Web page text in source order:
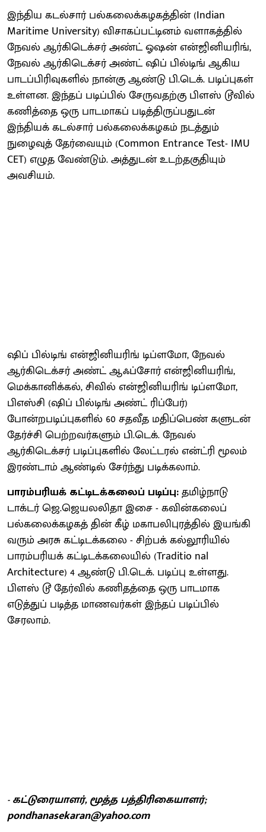
இந்திய கடல்சார் பல்கலைக்கழகத்தின் (Indian
Maritime University) விசாகப்பட்டினம் வளாகத்தில்
நேவல் ஆர்கிடெக்சர் அண்ட் ஓஷன் என்ஜினியரிங்,
நேவல் ஆர்கிடெக்சர் அண்ட் ஷிப் பில்டிங் ஆகிய
பாடப்பிரிவுகளில் நான்கு ஆண்டு பி.டெக். படிப்புகள்
உள்ளன. இந்தப் படிப்பில் சேருவதற்கு பிளஸ் டூவில்
கணித்தை ஒரு பாடமாகப் படித்திருப்பதுடன்
இந்தியக் கடல்சார் பல்கலைக்கழகம் நடத்தும்
நுழைவுத் தேர்வையும் (Common Entrance Test- IMU
CET) எழுத வேண்டும். அத்துடன் உடற்தகுதியும்
அவசியம்.
ஷிப் பில்டிங் என்ஜினியரிங் டிப்ளமோ, நேவல்
ஆர்கிடெக்சர் அண்ட் ஆஃப்சோர் என்ஜினியரிங்,
மெக்கானிக்கல், சிவில் என்ஜினியரிங் டிப்ளமோ,
பிஎஸ்சி (ஷிப் பில்டிங் அண்ட் ரிப்பேர்)
போன்றபடிப்புகளில் 60 சதவீத மதிப்பெண் களுடன்
தேர்ச்சி பெற்றவர்களும் பி.டெக். நேவல்
ஆர்கிடெக்சர் படிப்புகளில் லேட்டரல் என்ட்ரி மூலம்
இரண்டாம் ஆண்டில் சேர்ந்து படிக்கலாம்.
பாரம்பரியக் கட்டிடக்கலைப் படிப்பு:தமிழ்நாடு
டாக்டர் ஜெ.ஜெயலலிதா இசை - கவின்கலைப்
பல்கலைக்கழகத் தின் கீழ் மகாபலிபுரத்தில் இயங்கி
வரும் அரசு கட்டிடக்கலை - சிற்பக் கல்லூரியில்
பாரம்பரியக் கட்டிடக்கலையில் (Traditio nal
Architecture) 4 ஆண்டு பி.டெக். படிப்பு உள்ளது.
பிளஸ் டூ தேர்வில் கணிதத்தை ஒரு பாடமாக
எடுத்துப் படித்த மாணவர்கள் இந்தப் படிப்பில்
சேரலாம்.
- கட்டுரையாளர், மூத்த பத்திரிகையாளர்;
pondhanasekaran@yahoo.com